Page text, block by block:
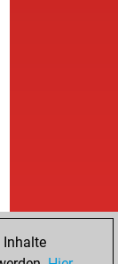
Inhalte